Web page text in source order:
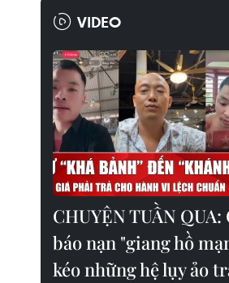
VIDEO
CHUYỆN TUẦN QUA:
báo nạn "giang hồ
kéo những hệ lụy ảo